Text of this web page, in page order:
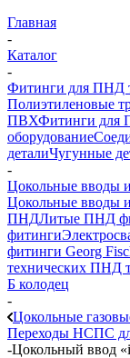
Главная
-
Каталог
-
Фитинги для ПНД
Полиэтиленовые
ПВХФитинги для
оборудование
деталиЧугунные
-
Цокольные
Цокольные
ПНДЛитые ПНД
фитинги
фитинги Georg
технических ПНД
Б колодец
-
Цокольные
Переходы НСПС
-Цокольный ввод